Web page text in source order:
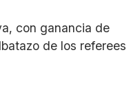
con ganancia de
de los referees